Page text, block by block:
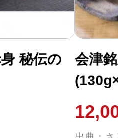
秘伝の
会津